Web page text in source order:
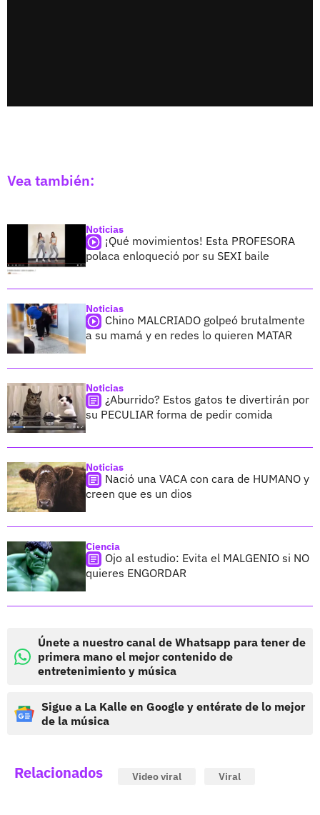
Vea también:
Noticias
¡Qué movimientos! Esta PROFESORA
polaca enloqueció por su SEXI baile
Noticias
Chino MALCRIADO golpeó brutalmente
a su mamá y en redes lo quieren MATAR
Noticias
¿Aburrido? Estos gatos te divertirán por
su PECULIAR forma de pedir comida
Noticias
Nació una VACA con cara de HUMANO y
creen que es un dios
Ciencia
Ojo al estudio: Evita el MALGENIO si NO
quieres ENGORDAR
Únete a nuestro canal de Whatsapp para tener de
primera mano el mejor contenido de
entretenimiento y música
Sigue a La Kalle en Google y entérate de lo mejor
de la música
Relacionados Video viral Viral